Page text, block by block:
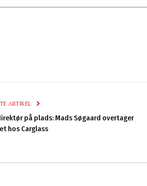
ARTIKEL
på plads: Mads Søgaard overtager
hos Carglass